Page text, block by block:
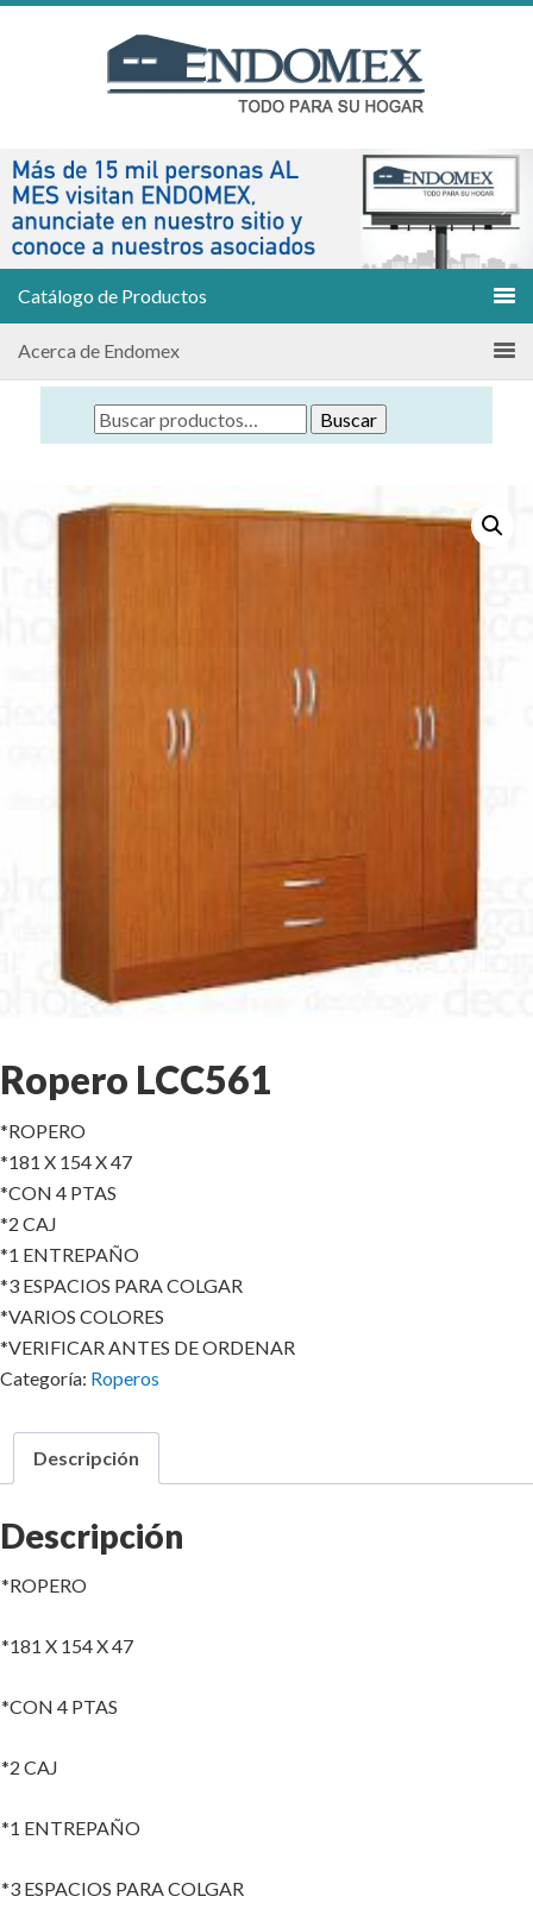
Catálogo de Productos
Acerca de Endomex
Buscar
Ropero LCC561
*ROPERO
*181 X 154 X 47
*CON 4 PTAS
*2 CAJ
*1 ENTREPAÑO
*3 ESPACIOS PARA COLGAR
*VARIOS COLORES
*VERIFICAR ANTES DE ORDENAR
Categoría: Roperos
Descripción
Descripción
*ROPERO
*181 X 154 X 47
*CON 4 PTAS
*2 CAJ
*1 ENTREPAÑO
*3 ESPACIOS PARA COLGAR